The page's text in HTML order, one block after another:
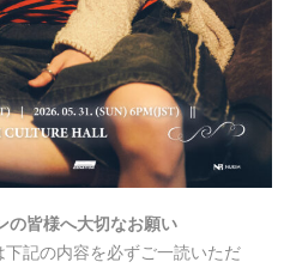
の皆様へ大切なお願い
記の内容を必ずご一読いただ